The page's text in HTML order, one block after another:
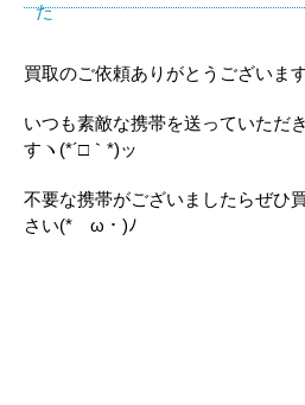
買取のご依頼ありがとうございます
いつも素敵な携帯を送っていただ
すヽ(*´□｀*)ッ
不要な携帯がございましたらぜひ
さい(*ゝω・)ﾉ